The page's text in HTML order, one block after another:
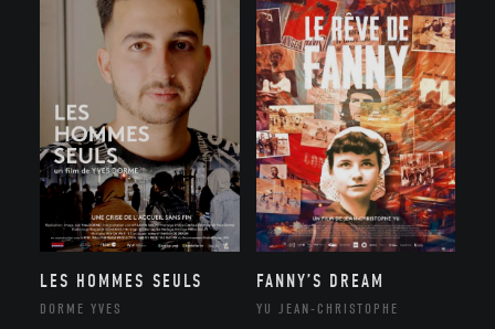
LES HOMMES SEULS
DORME YVES
FANNY’S DREAM
YU JEAN-CHRISTOPHE